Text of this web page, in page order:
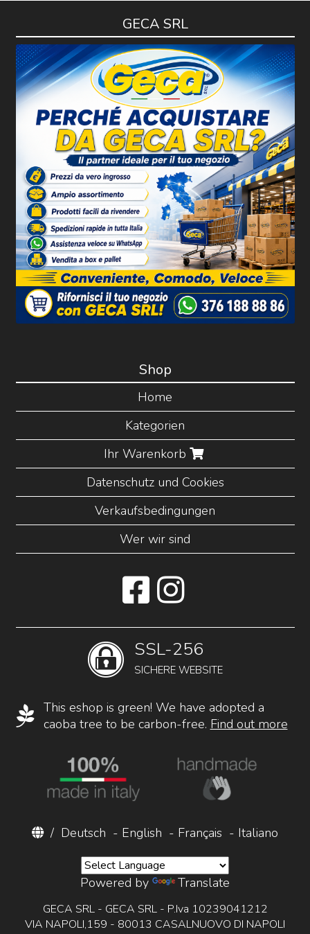
GECA SRL
Shop
Home
Kategorien
Ihr Warenkorb
Datenschutz und Cookies
Verkaufsbedingungen
Wer wir sind
SSL-256
SICHERE WEBSITE
This eshop is green! We have adopted a
caoba tree to be carbon-free. Find out more
/ Deutsch - English - Français - Italiano
Powered by Translate
GECA SRL - GECA SRL - P.Iva 10239041212
VIA NAPOLI,159 - 80013 CASALNUOVO DI NAPOLI